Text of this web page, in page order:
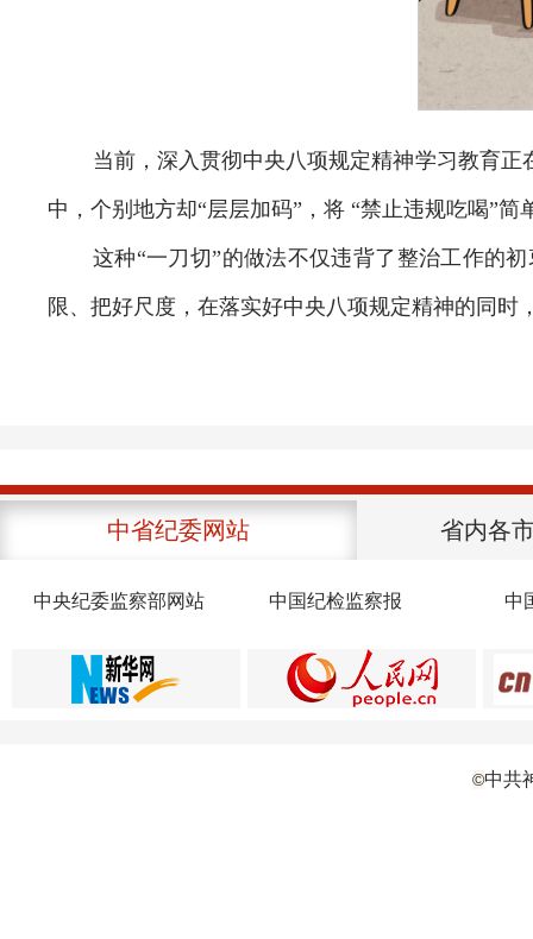
当前，深入贯彻中央八项规定精神学习教育
中，个别地方却“层层加码”，将 “禁止违规吃喝”简
这种“一刀切”的做法不仅违背了整治工作的
限、把好尺度，在落实好中央八项规定精神的同时
中省纪委网站 省内各
中央纪委监察部网站 中国纪检监察报 中
©中共